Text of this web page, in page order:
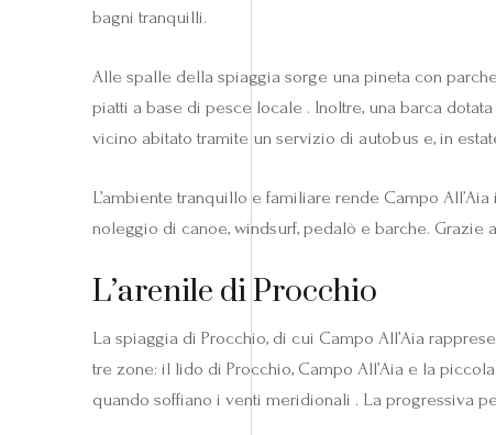
bagni tranquilli.
Alle spalle della spiaggia sorge una pineta con
piatti a base di pesce locale . Inoltre, una barca
vicino abitato tramite un servizio di autobus e, in
L’ambiente tranquillo e familiare rende Campo
noleggio di canoe, windsurf, pedalò e barche.
L’arenile di Procchio
La spiaggia di Procchio, di cui Campo All’Aia
tre zone: il lido di Procchio, Campo All’Aia e la
quando soffiano i venti meridionali . La progressiva